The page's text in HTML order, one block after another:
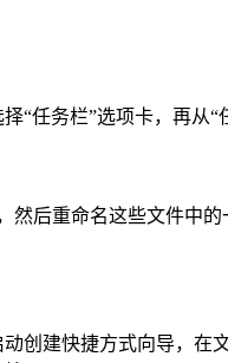
任务栏”选项卡，再从“
后重命名这些文件中
建快捷方式向导，在文